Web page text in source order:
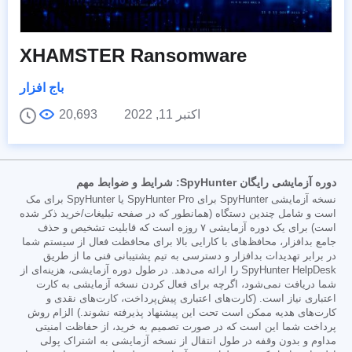
XHAMSTER Ransomware
باج افزار
اکتبر 11, 2022
20,693
دوره آزمایشی رایگان SpyHunter: شرایط و ضوابط مهم
نسخه آزمایشی SpyHunter برای SpyHunter Pro یا SpyHunter برای مک
است و شامل چندین دستگاه (همانطور که در صفحه تبلیغات/خرید ذکر شده
است) برای یک دوره آزمایشی ۷ روزه است که قابلیت تشخیص و حذف
جامع بدافزار، محافظ‌های با کارایی بالا برای محافظت فعال از سیستم شما
در برابر تهدیدات بدافزار و دسترسی به تیم پشتیبانی فنی ما از طریق
SpyHunter HelpDesk را ارائه می‌دهد. در طول دوره آزمایشی، هزینه‌ای از
شما دریافت نمی‌شود، اگرچه برای فعال کردن نسخه آزمایشی به کارت
اعتباری نیاز است. (کارت‌های اعتباری پیش‌پرداخت، کارت‌های نقدی و
کارت‌های هدیه ممکن است تحت این پیشنهاد پذیرفته نشوند.) الزام روش
پرداخت شما این است که در صورت تصمیم به خرید، از حفاظت امنیتی
مداوم و بدون وقفه در طول انتقال از نسخه آزمایشی به اشتراک پولی